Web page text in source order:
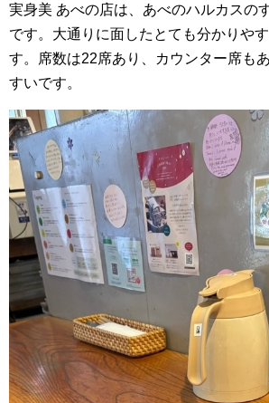
実身美 あべの店は、あべのハルカスの
です。大通りに面したとても分かりや
す。席数は22席あり、カウンター席も
すいです。